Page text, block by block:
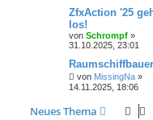
ZfxAction '25
los!
von Schrompf »
31.10.2025, 23:01
Raumschiffbauer
von MissingNa »
14.11.2025, 18:06
Neues Thema